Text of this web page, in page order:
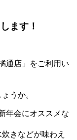
ます！
通店」をご利用い
うか。
年会にオススメな
きなどが味わえ